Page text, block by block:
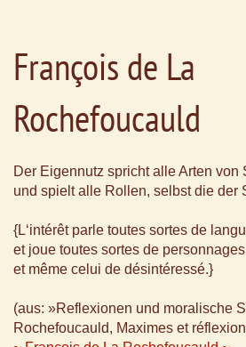
François de La
Rochefoucauld
Der Eigennutz spricht alle Arten von
und spielt alle Rollen, selbst die der
{L‘intérêt parle toutes sortes de
et joue toutes sortes de
et même celui de désintéressé.}
(aus: »Reflexionen und moralische
Rochefoucauld, Maximes et